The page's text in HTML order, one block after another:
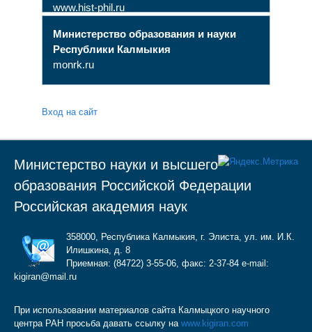
www.hist-phil.ru
Министерство образования и науки
Республики Калмыкия
monrk.ru
Вход на сайт
Министерство науки и высшего
образования Российской Федерации
Российская академия наук
358000, Республика Калмыкия, г. Элиста, ул. им. И.К.
Илишкина, д. 8
Приемная: (84722) 3-55-06, факс: 2-37-84 e-mail:
kigiran@mail.ru
При использовании материалов сайта Калмыцкого научного
центра РАН просьба давать ссылку на www.kigiran.com